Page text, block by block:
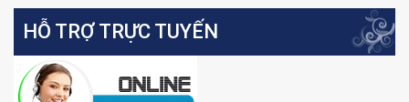
HỖ TRỢ TRỰC TUYẾN